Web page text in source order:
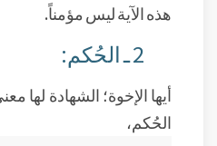
هذه الآية ليس مؤمناً.
2 ـ الحُكم:
أيها الإخوة؛ الشهادة لها
الحُكم،